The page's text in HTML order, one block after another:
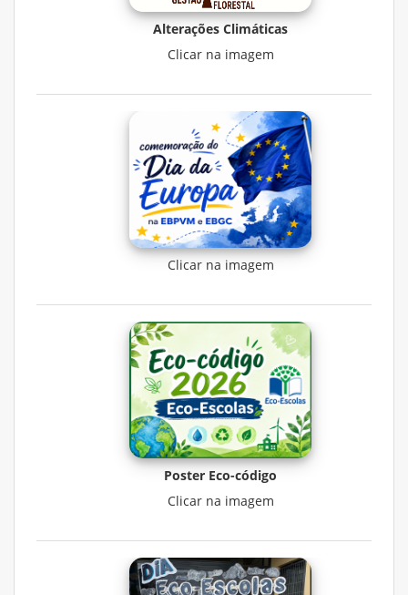
Alterações Climáticas
Clicar na imagem
Clicar na imagem
Poster Eco-código
Clicar na imagem